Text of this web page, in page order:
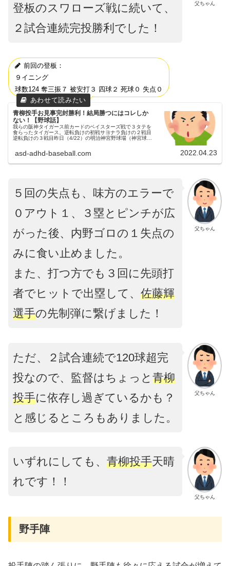
父ちゃん
登板のスワローズ戦に続いて、
２試合連続完投勝利でした！
前回の登板：
９イニング
球数124 奪三振７ 被安打３ 四球２ 死球０ 失点０
青柳投手お見事完封勝利！結局勝つにはコレしか
ない！【野球話】
我らの阪神タイガース前カードのベイスターズ戦で３タテを
食らったタイガース。逆転負けの初戦サヨナラ負けの２戦目
逆転負けの３戦目昨日（4/22）の明治神宮野球場（神宮球
asd-adhd-baseball.com 2022.04.23
父ちゃん
５回の失点も、味方のエラーで
０アウト１、３塁とピンチが広
がった後、内野ゴロの１失点の
みに食い止めました。
また、打つ方でも３回に先頭打
者でヒットで出塁して、 佐藤輝
選手の先制弾に繋げました！
父ちゃん
ただ、２試合連続で120球超完
投なので、監督はちょっと 青柳
投手に依存し過ぎているかも？
と感じるところもありました。
父ちゃん
いずれにしても、 青柳投手天晴
れです！！
野手陣